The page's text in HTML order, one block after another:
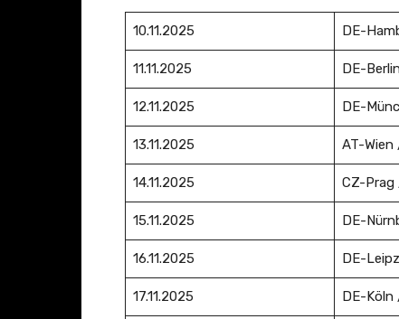
Y
T
e
i
10.11.2025 DE-
11.11.2025 DE-
12.11.2025 DE-
13.11.2025 AT-Wien
14.11.2025 CZ-Prag
15.11.2025 DE-
16.11.2025 DE-
17.11.2025 DE-